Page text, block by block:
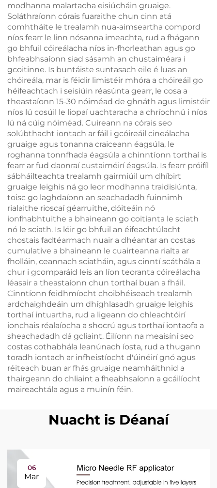
modhanna malartacha eisiúcháin gruaige.
Soláthraíonn córais fuaraithe chun cinn atá
comhtháite le trealamh nua-aimseartha compord
níos fearr le linn nósanna imeachta, rud a fhágann
go bhfuil cóireálacha níos in-fhorleathan agus go
bhfeabhsaíonn siad sásamh an chustaiméara i
gcoitinne. Is buntáiste suntasach eile é luas an
chóireála, mar is féidir limistéir mhóra a chóireáil go
héifeachtach i seisiúin réasúnta gearr, le cosa a
theastaíonn 15-30 nóiméad de ghnáth agus limistéir
níos lú cosúil le liopaí uachtaracha a chríochnú i níos
lú ná cúig nóiméad. Cuireann na córais seo
solúbthacht iontach ar fáil i gcóireáil cineálacha
gruaige agus tonanna craiceann éagsúla, le
roghanna tonnfhada éagsúla a chinntíonn torthaí is
fearr ar fud daonraí custaiméirí éagsúla. Is fearr próifíl
sábháilteachta trealamh gairmiúil um dhíbirt
gruaige leighis ná go leor modhanna traidisiúnta,
toisc go laghdaíonn an seachadadh fuinnimh
rialaithe rioscaí géarruithe, dóiteáin nó
ionfhabhtuithe a bhaineann go coitianta le sciath
nó le sciath. Is léir go bhfuil an éifeachtúlacht
chostais fadtéarmach nuair a dhéantar an costas
cumulative a bhaineann le cuairteanna rialta ar
fholláin, ceannach sciatháin, agus cinntí scáthála a
chur i gcomparáid leis an líon teoranta cóireálacha
léasair a theastaíonn chun torthaí buan a fháil.
Cinntíonn feidhmíocht choibhéiseach trealamh
ardchaighdeáin um dhíghlasadh gruaige leighis
torthaí intuartha, rud a ligeann do chleachtóirí
ionchais réalaíocha a shocrú agus torthaí iontaofa a
sheachadadh dá gcliaint. Éilíonn na meaisíní seo
costas cothabhála leanúnach íosta, rud a thugann
toradh iontach ar infheistíocht d'úinéirí gnó agus
réiteach buan ar fhás gruaige neamháithnid a
thairgeann do chliaint a fheabhsaíonn a gcáilíocht
maireachtála agus a muinín féin.
Nuacht is Déanaí
06
Mar